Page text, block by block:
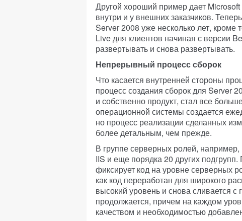
Другой хороший пример дает
внутри и у внешних заказчиков.
Server 2008 уже несколько лет, кроме
Live для клиентов начиная с версии
развертывать и снова развертывать.
Непрерывный процесс сборок
Что касается внутренней стороны
процесс создания сборок для Server
и собственно продукт, стал все
операционной системы создается
но процесс реализации сделанных
более детальным, чем прежде.
В группе серверных ролей,
IIS и еще порядка 20 других
фиксирует код на уровне серверных
как код переработан для широкого
высокий уровень и снова сливается
продолжается, причем на каждом
качеством и необходимостью